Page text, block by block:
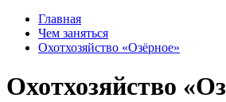
Главная
Чем заняться
Охотхозяйство «Озёрное»
Охотхозяйство